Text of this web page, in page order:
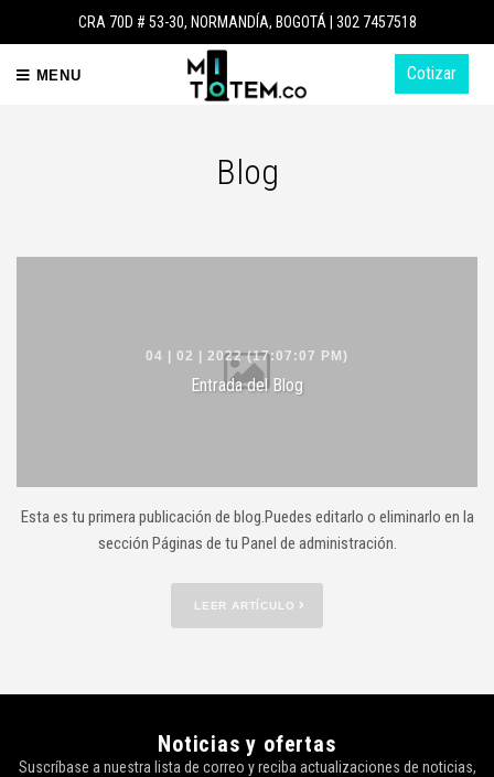
CRA 70D # 53-30, NORMANDÍA, BOGOTÁ | 302 7457518
MENU Cotizar
Blog
04 | 02 | 2022 (17:07:07 PM)
Entrada del Blog
Esta es tu primera publicación de blog.Puedes editarlo o eliminarlo en la
sección Páginas de tu Panel de administración.
LEER ARTÍCULO
Noticias y ofertas
Suscríbase a nuestra lista de correo y reciba actualizaciones de noticias,